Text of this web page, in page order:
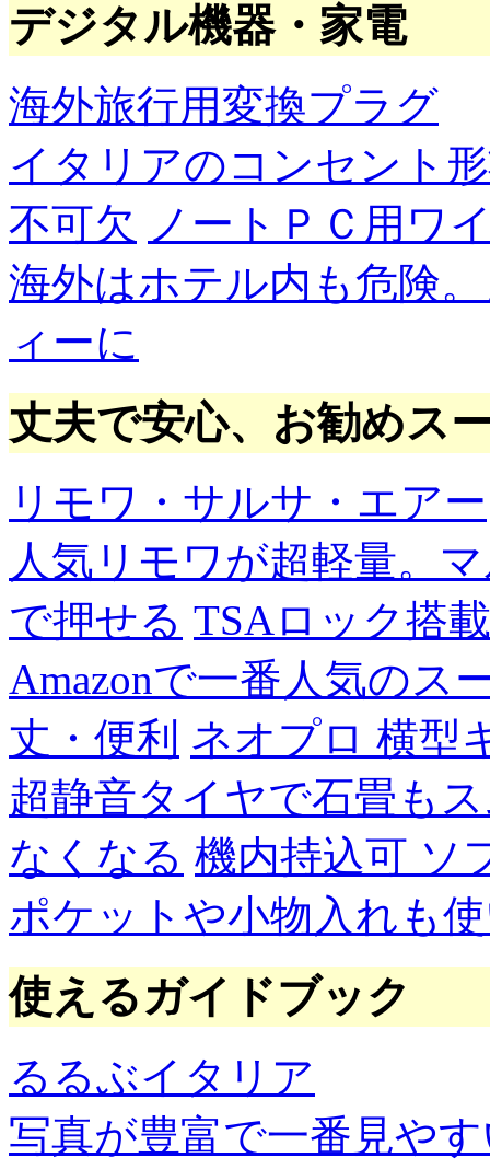
デジタル機器・家電
海外旅行用変換プラグ
イタリアのコンセント
不可欠 ノートＰＣ用ワ
海外はホテル内も危険
ィーに
丈夫で安心、お勧めス
リモワ・サルサ・エアー
人気リモワが超軽量。
で押せる TSAロック搭
Amazonで一番人気のス
丈・便利 ネオプロ 横型
超静音タイヤで石畳も
なくなる 機内持込可 ソ
ポケットや小物入れも
使えるガイドブック
るるぶイタリア
写真が豊富で一番見や